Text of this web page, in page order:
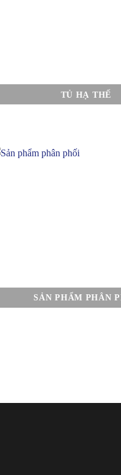
TỦ HẠ THẾ
SẢN PHẨM PHÂN